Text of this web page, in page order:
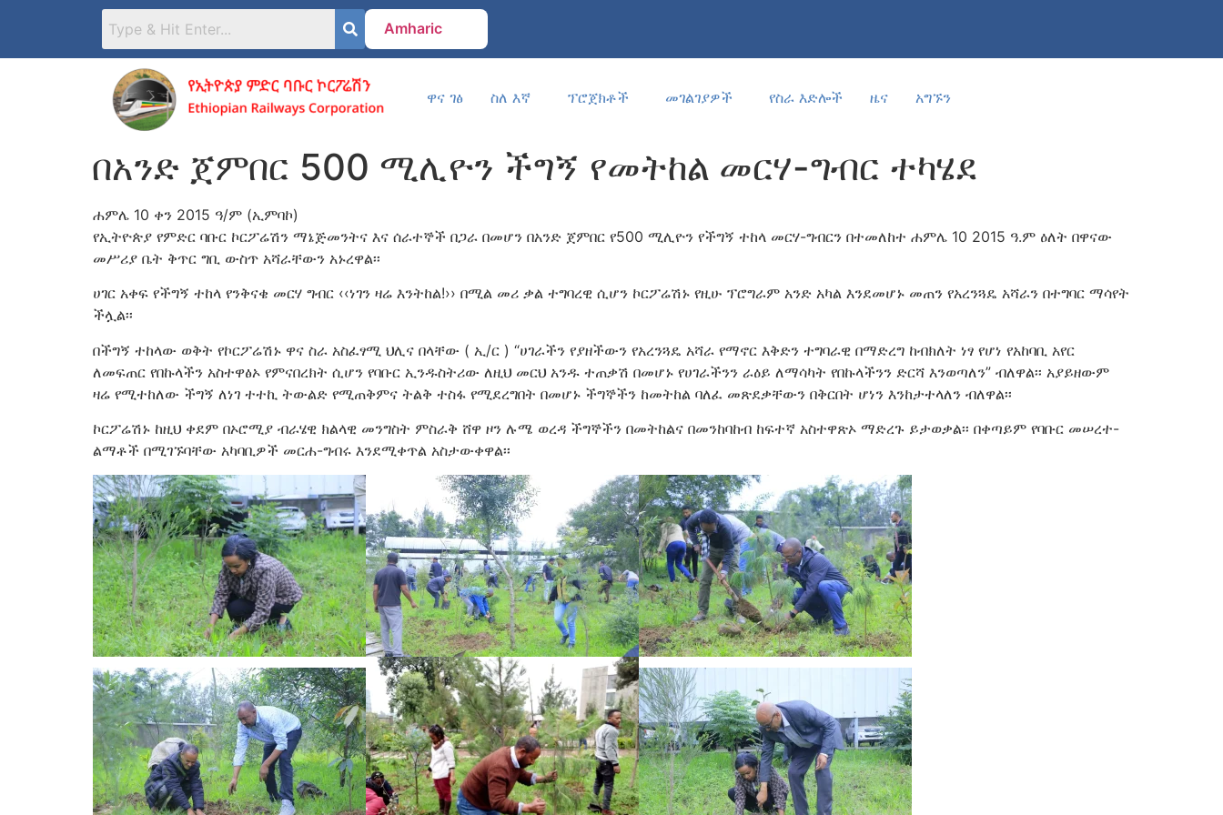
Amharic
ዋና ገፅ ስለ እኛ ፕሮጀክቶች መገልገያዎች የስራ እድሎች ዜና አግኙን
በአንድ ጀምበር 500 ሚሊዮን ችግኝ የመትከል መርሃ-ግብር ተካሄደ
ሐምሌ 10 ቀን 2015 ዓ/ም (ኢምባኮ)
የኢትዮጵያ የምድር ባቡር ኮርፖሬሽን ማኔጅመንትና እና ሰራተኞች በጋራ በመሆን በአንድ ጀምበር የ500 ሚሊዮን የችግኝ ተከላ መርሃ-ግብርን በተመለከተ ሐምሌ 10 2015 ዓ.ም ዕለት በዋናው
መሥሪያ ቤት ቅጥር ግቢ ውስጥ አሻራቸውን አኑረዋል፡፡
ሀገር አቀፍ የችግኝ ተከላ የንቅናቄ መርሃ ግብር ‹‹ነገን ዛሬ እንትከል!›› በሚል መሪ ቃል ተግባረዊ ሲሆን ኮርፖሬሽኑ የዚሁ ፕሮግራም አንድ አካል እንደመሆኑ መጠን የአረንጓዴ አሻራን በተግባር ማሳየት
ችሏል፡፡
በችግኝ ተከላው ወቅት የኮርፖሬሽኑ ዋና ስራ አስፈፃሚ ህሊና በላቸው ( ኢ/ር ) “ሀገራችን የያዘችውን የአረንጓዴ አሻራ የማኖር እቅድን ተግባራዊ በማድረግ ከብክለት ነፃ የሆነ የአከባቢ አየር
ለመፍጠር የበኩላችን አስተዋፅኦ የምናበረክት ሲሆን የባቡር ኢንዱስትሪው ለዚህ መርህ አንዱ ተጠቃሽ በመሆኑ የሀገራችንን ራዕይ ለማሳካት የበኩላችንን ድርሻ እንወጣለን” ብለዋል፡፡ አያይዘውም
ዛሬ የሚተከለው ችግኝ ለነገ ተተኪ ትውልድ የሚጠቅምና ትልቅ ተስፋ የሚደረግበት በመሆኑ ችግኞችን ከመትከል ባለፈ መጽደቃቸውን በቅርበት ሆነን እንከታተላለን ብለዋል፡፡
ኮርፖሬሽኑ ከዚህ ቀደም በኦሮሚያ ብራሄዊ ክልላዊ መንግስት ምስራቅ ሸዋ ዞን ሉሜ ወረዳ ችግኞችን በመትከልና በመንከባከብ ከፍተኛ አስተዋጽኦ ማድረጉ ይታወቃል፡፡ በቀጣይም የባቡር መሠረተ-
ልማቶች በሚገኙባቸው አካባቢዎች መርሐ-ግብሩ እንደሚቀጥል አስታውቀዋል፡፡